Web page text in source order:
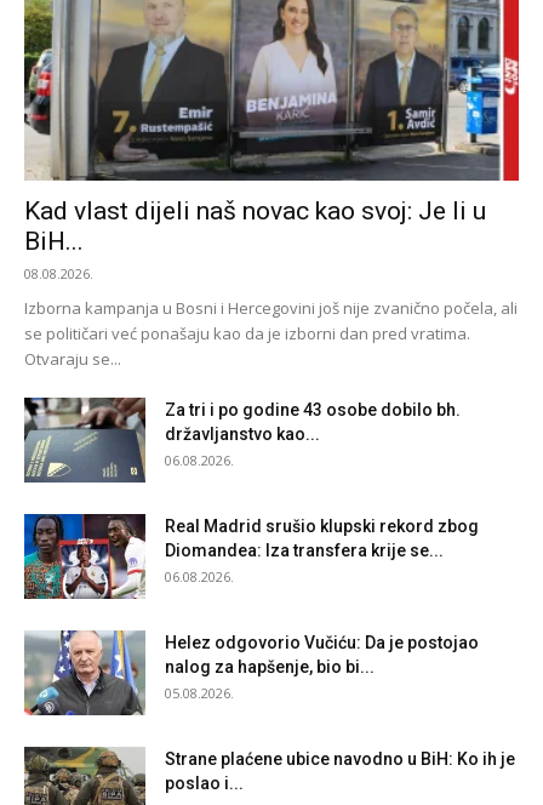
Kad vlast dijeli naš novac kao svoj: Je li u
BiH...
08.08.2026.
Izborna kampanja u Bosni i Hercegovini još nije zvanično počela, ali
se političari već ponašaju kao da je izborni dan pred vratima.
Otvaraju se...
Za tri i po godine 43 osobe dobilo bh.
državljanstvo kao...
06.08.2026.
Real Madrid srušio klupski rekord zbog
Diomandea: Iza transfera krije se...
06.08.2026.
Helez odgovorio Vučiću: Da je postojao
nalog za hapšenje, bio bi...
05.08.2026.
Strane plaćene ubice navodno u BiH: Ko ih je
poslao i...